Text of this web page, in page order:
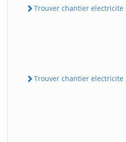
Trouver chantier electricite
Trouver chantier electricite